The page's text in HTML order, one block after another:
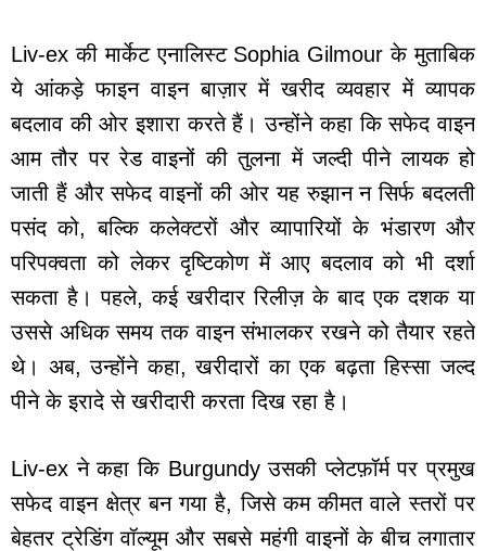
Liv-ex की मार्केट एनालिस्ट Sophia Gilmour के मुताबिक
ये आंकड़े फाइन वाइन बाज़ार में खरीद व्यवहार में व्यापक
बदलाव की ओर इशारा करते हैं। उन्होंने कहा कि सफेद वाइन
आम तौर पर रेड वाइनों की तुलना में जल्दी पीने लायक हो
जाती हैं और सफेद वाइनों की ओर यह रुझान न सिर्फ बदलती
पसंद को, बल्कि कलेक्टरों और व्यापारियों के भंडारण और
परिपक्वता को लेकर दृष्टिकोण में आए बदलाव को भी दर्शा
सकता है। पहले, कई खरीदार रिलीज़ के बाद एक दशक या
उससे अधिक समय तक वाइन संभालकर रखने को तैयार रहते
थे। अब, उन्होंने कहा, खरीदारों का एक बढ़ता हिस्सा जल्द
पीने के इरादे से खरीदारी करता दिख रहा है।
Liv-ex ने कहा कि Burgundy उसकी प्लेटफ़ॉर्म पर प्रमुख
सफेद वाइन क्षेत्र बन गया है, जिसे कम कीमत वाले स्तरों पर
बेहतर ट्रेडिंग वॉल्यूम और सबसे महंगी वाइनों के बीच लगातार